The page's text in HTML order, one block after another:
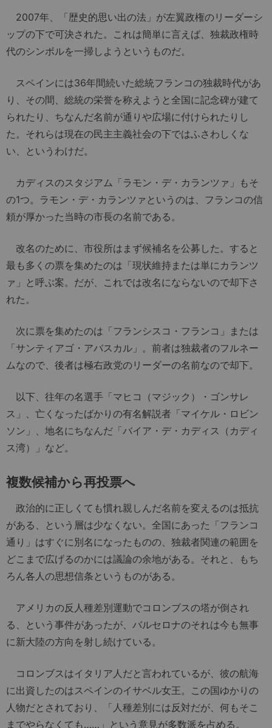
2007年、「歴史的思い出の法」が左翼政権のリーダーシ
ップの下で可決された。これは簡単に言えば、独裁政権時
代のシンボルを一掃しようというものだ。
スペインには36年間続いた総統フランコの独裁時代があ
り、その間、総統の栄誉を称えようと全国に記念碑が建て
られたり、ちなんだ名前が通りや広場に付けられたりし
た。それらは現在の民主主義社会の下ではふさわしくな
い、というわけだ。
カディスのスタジアム「ラモン・デ・カランツァ」もそ
の1つ。ラモン・デ・カランツァというのは、フランコの信
頼が厚かった当時の市長の名前である。
改名のために、市役所はまず候補名を公募した。すると
最も多くの票を集めたのは「現状維持または単にカランツ
ァ」と呼ぶ案。だが、これでは改名にならないので却下さ
れた。
次に票を集めたのは「フランシスコ・フランコ」または
「サンティアゴ・アバスカル」。前者は独裁者のフルネー
ムなので、後者は極右政党のリーダーの名前なので却下。
以下、往年の名選手「マヒコ（マジック）・ゴンサレ
ス」、亡くなったばかりの有名解説者「マイケル・ロビン
ソン」、地名にちなんだ「バイア・デ・カディス（カディ
ス湾）」など。
複数候補から再投票へ
政治的に正しくても慣れ親しんだ名前を変えるのは抵抗
がある、という層は少なくない。全国にあった「フランコ
通り」はすぐに別名になったものの、独裁者関連の範囲を
どこまで広げるのかには議論の余地がある。それと、もち
ろん各人の思想信条というものがある。
アメリカの反人種差別運動でコロンブスの塔が倒され
る、という事件があったが、バルセロナのそれは今も無事
に新大陸の方向を射し続けている。
コロンブスはイタリア人だと言われているが、彼の航海
に出資したのはスペインのイサベル女王。この国ゆかりの
人物だとされており、「人種差別には反対だが、何もそこ
までやらなくても……」という意見が多数派を占める。